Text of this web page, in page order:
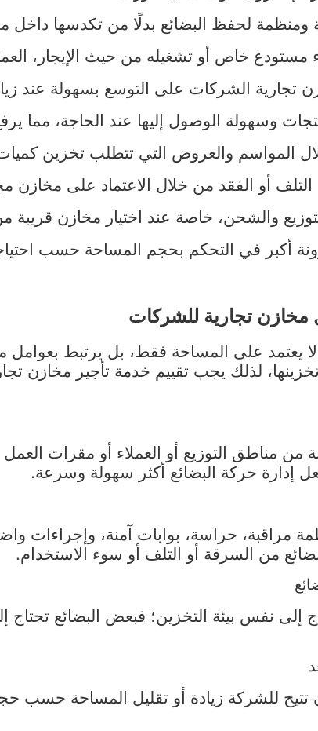
ومنظمة لحفظ البضائع بدلًا من تكدسها داخل
مستودع خاص أو تشغيله من حيث الإيجار،
تجارية الشركات على التوسع بسهولة عند
وسهولة الوصول إليها عند الحاجة، مما
المواسم والعروض التي تتطلب تخزين كميات
التلف أو الفقد من خلال الاعتماد على مخازن
والشحن، خاصة عند اختيار مخازن قريبة
أكبر في التحكم بحجم المساحة حسب
يعتمد على المساحة فقط، بل يرتبط بعوامل
لذلك يجب تقييم خدمة تأجير مخازن
من مناطق التوزيع أو العملاء أو مقرات
إدارة حركة البضائع أكثر سهولة وسرعة.
مراقبة، حراسة، بوابات آمنة، وإجراءات
من السرقة أو التلف أو سوء الاستخدام.
إلى نفس بيئة التخزين؛ فبعض البضائع
تتيح للشركة زيادة أو تقليل المساحة حسب